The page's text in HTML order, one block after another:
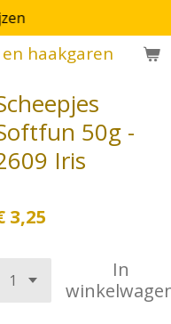
haakgaren
50g -
Iris
3,25
In